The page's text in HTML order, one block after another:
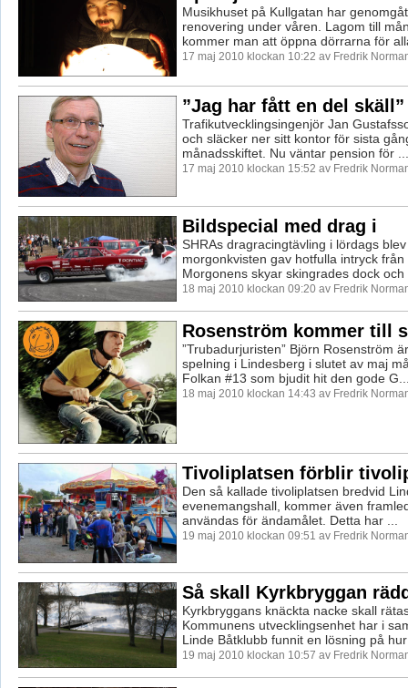
Musikhuset på Kullgatan har
renovering under våren. Lagom till
kommer man att öppna dörrarna för
17 maj 2010 klockan 10:22 av Fredrik
”Jag har fått en del skäll”
Trafikutvecklingsingenjör Jan
och släcker ner sitt kontor för sista
månadsskiftet. Nu väntar pension för ...
17 maj 2010 klockan 15:52 av Fredrik
Bildspecial med drag i
SHRAs dragracingtävling i lördags
morgonkvisten gav hotfulla intryck från
Morgonens skyar skingrades dock och
18 maj 2010 klockan 09:20 av Fredrik
Rosenström kommer till
”Trubadurjuristen” Björn Rosenström
spelning i Lindesberg i slutet av maj
Folkan #13 som bjudit hit den gode
18 maj 2010 klockan 14:43 av Fredrik
Tivoliplatsen förblir
Den så kallade tivoliplatsen bredvid
evenemangshall, kommer även
användas för ändamålet. Detta har ...
19 maj 2010 klockan 09:51 av Fredrik
Så skall Kyrkbryggan
Kyrkbryggans knäckta nacke skall
Kommunens utvecklingsenhet har i
Linde Båtklubb funnit en lösning på
19 maj 2010 klockan 10:57 av Fredrik